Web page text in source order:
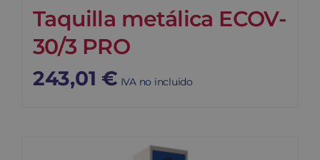
Taquilla metálica ECOV-
30/3 PRO
243,01 € IVA no incluido